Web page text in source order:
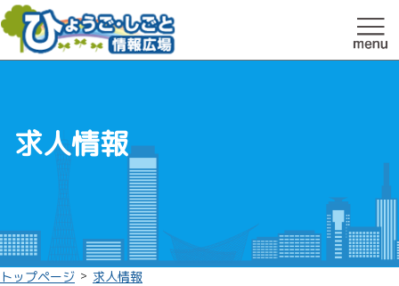
求人情報
トップページ > 求人情報